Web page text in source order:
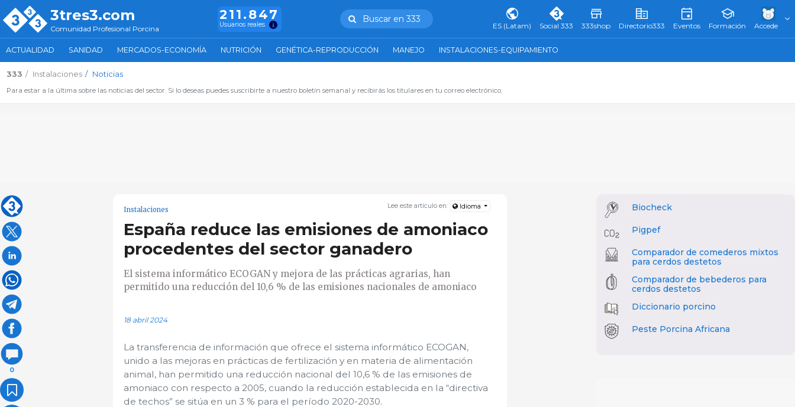
3tres3.com
Comunidad Profesional Porcina
211.847
Usuarios reales
Buscar en 333
ES (Latam) Social 333 333shop Directorio333 Eventos Formación Accede
ACTUALIDAD SANIDAD MERCADOS-ECONOMÍA NUTRICIÓN GENÉTICA-REPRODUCCIÓN MANEJO INSTALACIONES-EQUIPAMIENTO
333 Instalaciones Noticias
Para estar a la última sobre las noticias del sector. Si lo deseas puedes suscribirte a nuestro boletín semanal y recibirás los titulares en tu correo electrónico.
0
Lee este artículo en: Idioma
Instalaciones
España reduce las emisiones de amoniaco
procedentes del sector ganadero
El sistema informático ECOGAN y mejora de las prácticas agrarias, han
permitido una reducción del 10,6 % de las emisiones nacionales de amoniaco
18 abril 2024
La transferencia de información que ofrece el sistema informático ECOGAN,
unido a las mejoras en prácticas de fertilización y en materia de alimentación
animal, han permitido una reducción nacional del 10,6 % de las emisiones de
amoniaco con respecto a 2005, cuando la reducción establecida en la “directiva
de techos” se sitúa en un 3 % para el período 2020-2030.
Biocheck
Pigpef
Comparador de comederos mixtos
para cerdos destetos
Comparador de bebederos para
cerdos destetos
Diccionario porcino
Peste Porcina Africana